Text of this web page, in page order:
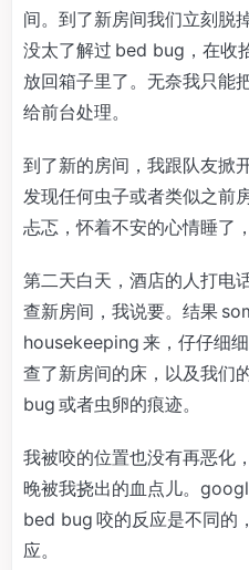
间。到了新房间我们立刻脱
没太了解过 bed bug，在收
放回箱子里了。无奈我只能
给前台处理。
到了新的房间，我跟队友掀
发现任何虫子或者类似之前
忐忑，怀着不安的心情睡了
第二天白天，酒店的人打电
查新房间，我说要。结果
housekeeping 来，仔仔细
查了新房间的床，以及我们
bug 或者虫卵的痕迹。
我被咬的位置也没有再恶化
晚被我挠出的血点儿。
bed bug 咬的反应是不同的
应。